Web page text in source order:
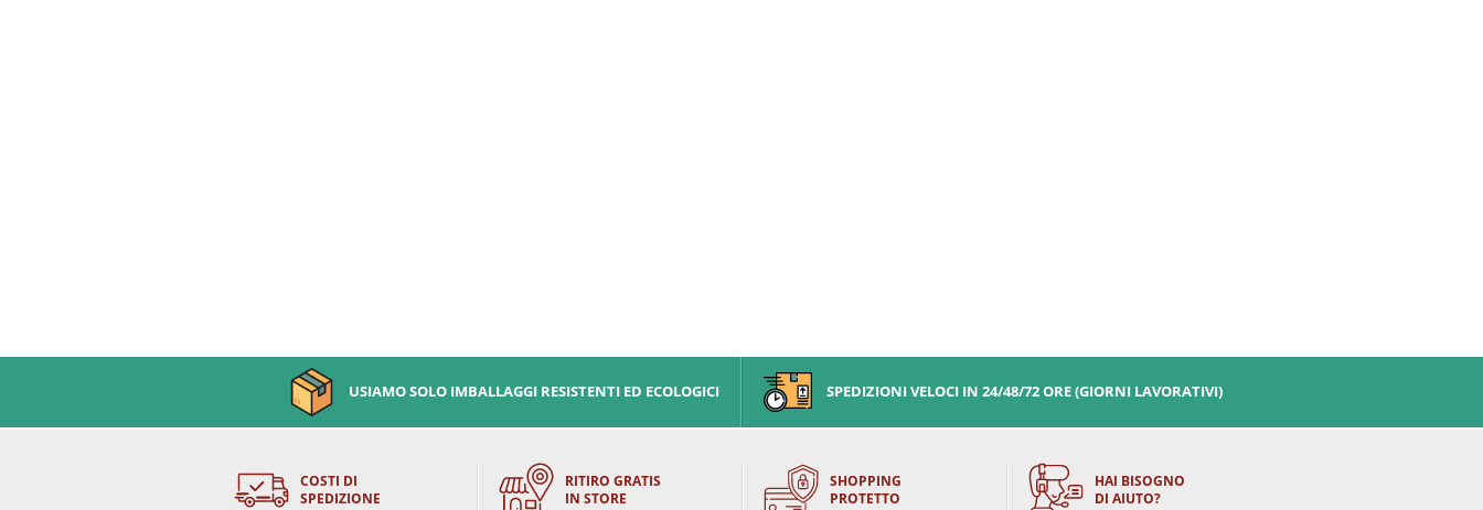
USIAMO SOLO IMBALLAGGI RESISTENTI ED ECOLOGICI SPEDIZIONI VELOCI IN 24/48/72 ORE (GIORNI LAVORATIVI)
COSTI DI
SPEDIZIONE
RITIRO GRATIS
IN STORE
SHOPPING
PROTETTO
HAI BISOGNO
DI AIUTO?